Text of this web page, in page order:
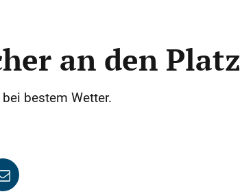
an den Platz
bestem Wetter.